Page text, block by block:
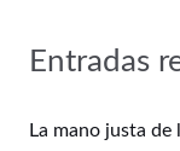
Entradas
La mano justa